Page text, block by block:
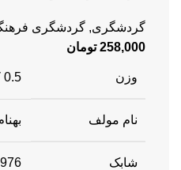
گردشگری, گردشگری
258,000 تومان
وزن 0.5 کیلوگرم
نام مولف
شابک